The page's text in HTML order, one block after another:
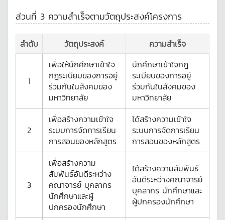
ส่วนที่ 3 ความสำเร็จตามวัตถุประสงค์โครงการ
ลำดับ วัตถุประสงค์ ความสำเร็จ
1
เพื่อให้นักศึกษาเข้าใจ
กฎระเบียบของการอยู่
ร่วมกันในสังคมของ
มหาวิทยาลัย
นักศึกษาเข้าใจกฎ
ระเบียบของการอยู่
ร่วมกันในสังคมของ
มหาวิทยาลัย
2
เพื่อสร้างความเข้าใจ
ระบบการจัดการเรียน
การสอนของหลักสูตร
ได้สร้างความเข้าใจ
ระบบการจัดการเรียน
การสอนของหลักสูตร
3
เพื่อสร้างความ
สัมพันธ์อันดีระหว่าง
คณาจารย์ บุคลากร
นักศึกษาและผู้
ปกครองนักศึกษา
ได้สร้างความสัมพันธ์
อันดีระหว่างคณาจารย์
บุคลากร นักศึกษาและ
ผู้ปกครองนักศึกษา